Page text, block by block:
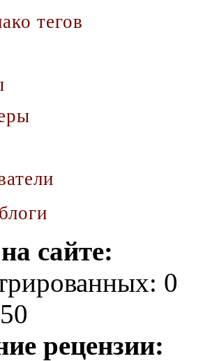
тегов
сайте:
0
рецензии: